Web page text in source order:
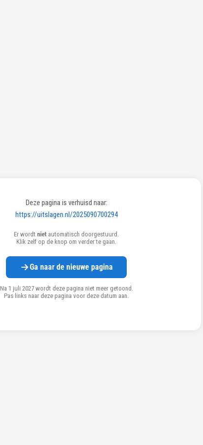
Deze pagina is verhuisd naar:
https://uitslagen.nl/2025090700294
Er wordt niet automatisch doorgestuurd.
Klik zelf op de knop om verder te gaan.
Ga naar de nieuwe pagina
Na 1 juli 2027 wordt deze pagina niet meer getoond.
Pas links naar deze pagina voor deze datum aan.